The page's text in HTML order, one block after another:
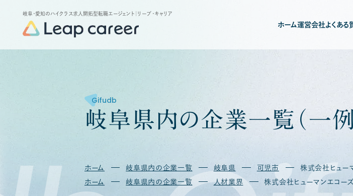
岐阜・愛知のハイクラス求人開拓型転職エージェント ｜リープ・キャリア
ホーム運営会社よくある
Gifudb
岐阜 県内の企業一覧 （ 一例
ホーム 岐阜県内の企業一覧 岐阜県 可児市
株式会社ヒュー
ホーム
岐阜県内の企業一覧 人材業界 株式会社ヒューマンエコー